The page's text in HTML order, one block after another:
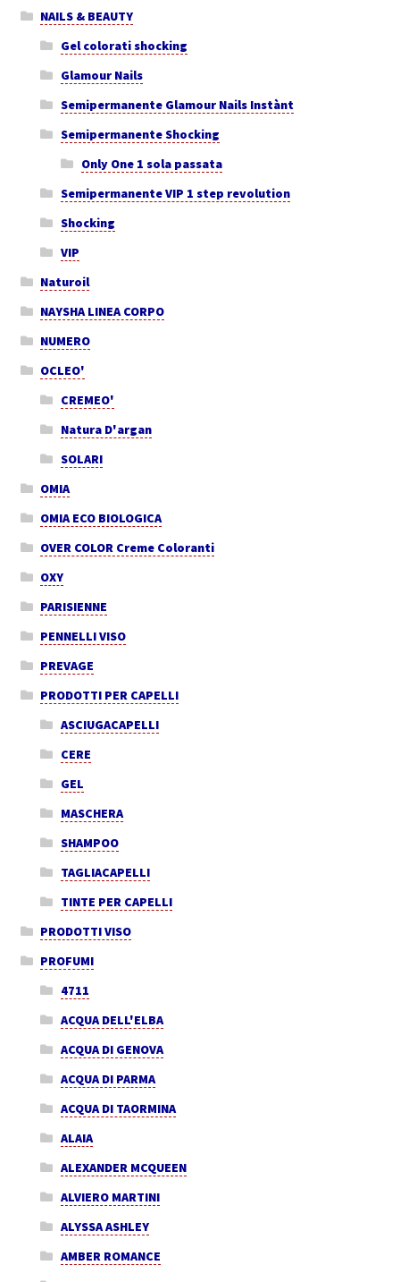
NAILS & BEAUTY
Gel colorati shocking
Glamour Nails
Semipermanente Glamour Nails Instànt
Semipermanente Shocking
Only One 1 sola passata
Semipermanente VIP 1 step revolution
Shocking
VIP
Naturoil
NAYSHA LINEA CORPO
NUMERO
OCLEO'
CREMEO'
Natura D'argan
SOLARI
OMIA
OMIA ECO BIOLOGICA
OVER COLOR Creme Coloranti
OXY
PARISIENNE
PENNELLI VISO
PREVAGE
PRODOTTI PER CAPELLI
ASCIUGACAPELLI
CERE
GEL
MASCHERA
SHAMPOO
TAGLIACAPELLI
TINTE PER CAPELLI
PRODOTTI VISO
PROFUMI
4711
ACQUA DELL'ELBA
ACQUA DI GENOVA
ACQUA DI PARMA
ACQUA DI TAORMINA
ALAIA
ALEXANDER MCQUEEN
ALVIERO MARTINI
ALYSSA ASHLEY
AMBER ROMANCE